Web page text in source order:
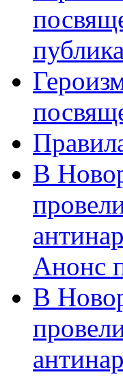
В
Анонс
В